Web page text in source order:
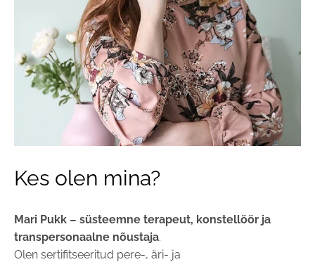
Kes olen mina?
Mari Pukk – süsteemne terapeut, konstellöör ja
transpersonaalne nõustaja.
Olen sertifitseeritud pere-, äri- ja